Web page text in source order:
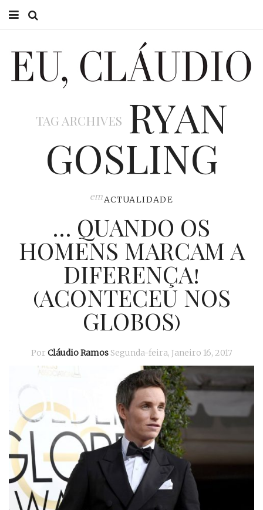
EU CLÁUDIO
EU NA TV
EU, PAI
TAG ARCHIVES RYAN
GOSLING
emACTUALIDADE
… QUANDO OS
HOMENS MARCAM A
DIFERENÇA!
(ACONTECEU NOS
GLOBOS)
Por Cláudio Ramos Segunda-feira, Janeiro 16, 2017